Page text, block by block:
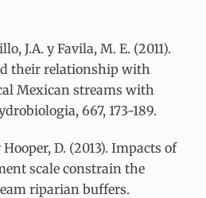
J.A. y Favila, M. E. (2011).
their relationship with
Mexican streams with
667, 173-189.
D. (2013). Impacts of
scale constrain the
riparian buffers.